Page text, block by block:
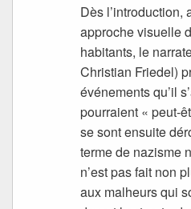
Dès l’introduction,
approche visuelle
habitants, le
Christian Friedel)
événements qu’il
pourraient « peut-
se sont ensuite
terme de nazisme
n’est pas fait non
aux malheurs qui